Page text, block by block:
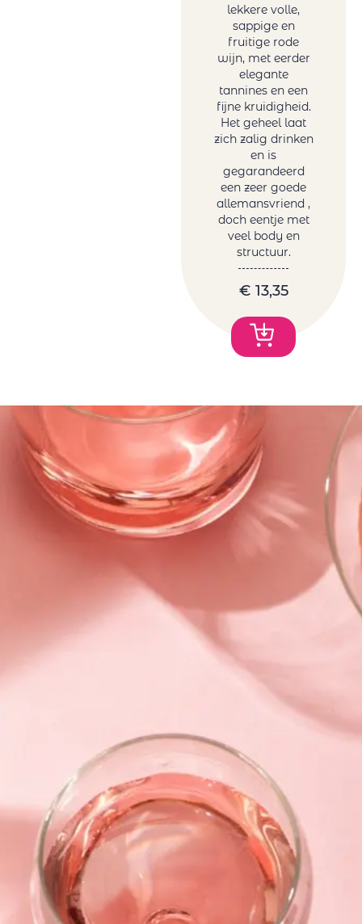
lekkere volle,
sappige en
fruitige rode
wijn, met eerder
elegante
tannines en een
fijne kruidigheid.
Het geheel laat
zich zalig drinken
en is
gegarandeerd
een zeer goede
allemansvriend ,
doch eentje met
veel body en
structuur.
€ 13,35